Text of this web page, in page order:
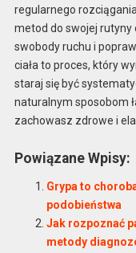
regularnego
metod do swojej rutyny
swobody ruchu i
ciała to proces, który
staraj się być
naturalnym sposobom
zachowasz zdrowe i
Powiązane Wpisy:
Grypa to
podobieństwa
Jak rozpoznać
metody